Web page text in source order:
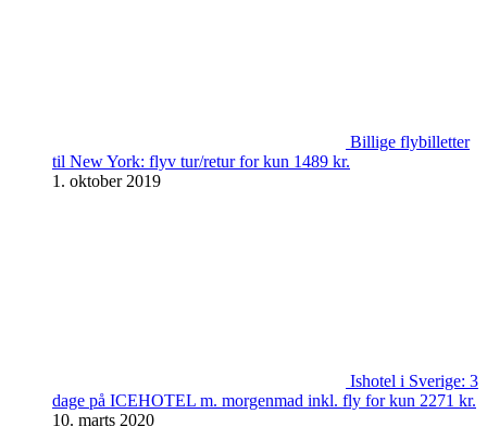
Billige flybilletter
til New York: flyv tur/retur for kun 1489 kr.
1. oktober 2019
Ishotel i Sverige: 3
dage på ICEHOTEL m. morgenmad inkl. fly for kun 2271 kr.
10. marts 2020